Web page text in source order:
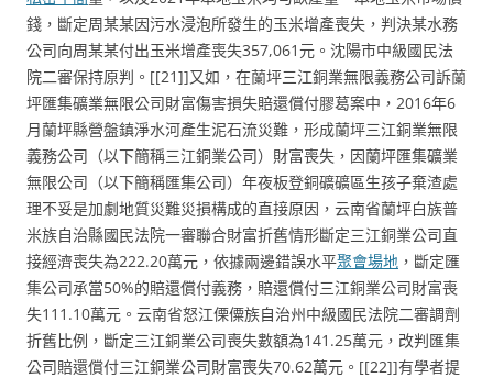
錢，斷定周某某因污水浸泡所發生的玉米增產喪失，判決某水務
公司向周某某付出玉米增產喪失357,061元。沈陽市中級國民法
院二審保持原判。[[21]]又如，在蘭坪三江銅業無限義務公司訴蘭
坪匯集礦業無限公司財富傷害損失賠還償付膠葛案中，2016年6
月蘭坪縣營盤鎮淨水河產生泥石流災難，形成蘭坪三江銅業無限
義務公司（以下簡稱三江銅業公司）財富喪失，因蘭坪匯集礦業
無限公司（以下簡稱匯集公司）年夜板登銅礦礦區生孩子棄渣處
理不妥是加劇地質災難災損構成的直接原因，云南省蘭坪白族普
米族自治縣國民法院一審聯合財富折舊情形斷定三江銅業公司直
接經濟喪失為222.20萬元，依據兩邊錯誤水平聚會場地 ，斷定匯
集公司承當50%的賠還償付義務，賠還償付三江銅業公司財富喪
失111.10萬元。云南省怒江傈僳族自治州中級國民法院二審調劑
折舊比例，斷定三江銅業公司喪失數額為141.25萬元，改判匯集
公司賠還償付三江銅業公司財富喪失70.62萬元。[[22]]有學者提